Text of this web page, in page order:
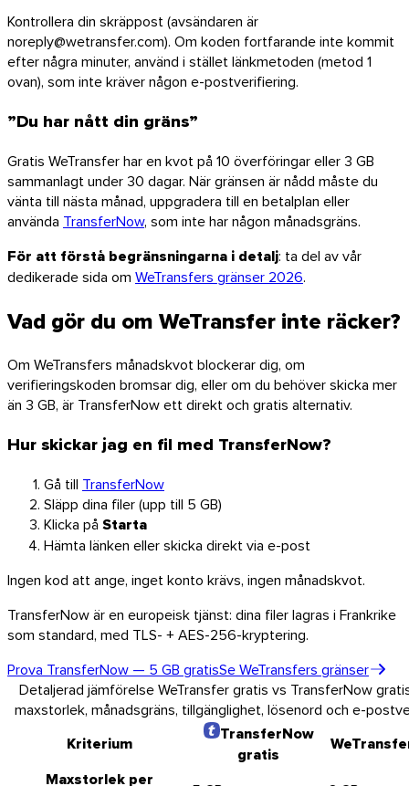
Handledningar och guider
Skicka alla filtyper
Bloggen
Support & FAQ
Tillgängliga språk
Kontrollera din skräppost (avsändaren är
noreply@wetransfer.com). Om koden fortfarande inte kommit
efter några minuter, använd i stället länkmetoden (metod 1
ovan), som inte kräver någon e-postverifiering.
”Du har nått din gräns”
Gratis WeTransfer har en kvot på 10 överföringar eller 3 GB
sammanlagt under 30 dagar. När gränsen är nådd måste du
vänta till nästa månad, uppgradera till en betalplan eller
använda TransferNow, som inte har någon månadsgräns.
För att förstå begränsningarna i detalj: ta del av vår
dedikerade sida om WeTransfers gränser 2026.
Vad gör du om WeTransfer inte räcker?
Om WeTransfers månadskvot blockerar dig, om
verifieringskoden bromsar dig, eller om du behöver skicka mer
än 3 GB, är TransferNow ett direkt och gratis alternativ.
Hur skickar jag en fil med TransferNow?
Gå till TransferNow
Släpp dina filer (upp till 5 GB)
Klicka på Starta
Hämta länken eller skicka direkt via e-post
Ingen kod att ange, inget konto krävs, ingen månadskvot.
TransferNow är en europeisk tjänst: dina filer lagras i Frankrike
som standard, med TLS- + AES-256-kryptering.
Prova TransferNow — 5 GB gratisSe WeTransfers gränser
Detaljerad jämförelse WeTransfer gratis vs TransferNow
maxstorlek, månadsgräns, tillgänglighet, lösenord och e-
Kriterium
TransferNow
gratis
Maxstorlek per